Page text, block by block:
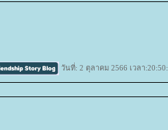
วันที่: 2 ตุลาคม 2566 เวลา